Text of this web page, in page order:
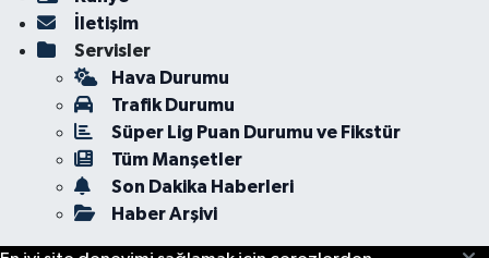
İletişim
Servisler
Hava Durumu
Trafik Durumu
Süper Lig Puan Durumu ve Fikstür
Tüm Manşetler
Son Dakika Haberleri
Haber Arşivi